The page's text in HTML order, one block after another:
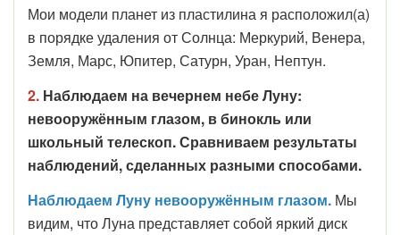
Мои модели планет из пластилина я расположил(а)
в порядке удаления от Солнца: Меркурий, Венера,
Земля, Марс, Юпитер, Сатурн, Уран, Нептун.
2. Наблюдаем на вечернем небе Луну:
невооружённым глазом, в бинокль или
школьный телескоп. Сравниваем результаты
наблюдений, сделанных разными способами.
Наблюдаем Луну невооружённым глазом. Мы
видим, что Луна представляет собой яркий диск